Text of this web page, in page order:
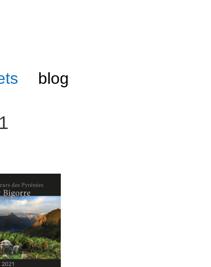
blog